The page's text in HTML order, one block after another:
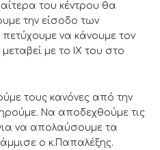
του κέντρου θα
την είσοδο των
να κάνουμε τον
με το ΙΧ του στο
τους κανόνες από την
Να αποδεχθούμε τις
να απολαύσουμε τα
ο κ.Παπαλέξης.